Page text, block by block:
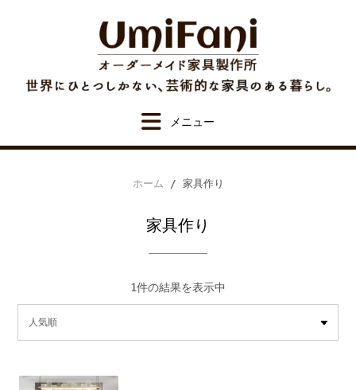
ホーム / 家具作り
家具作り
1件の結果を表示中